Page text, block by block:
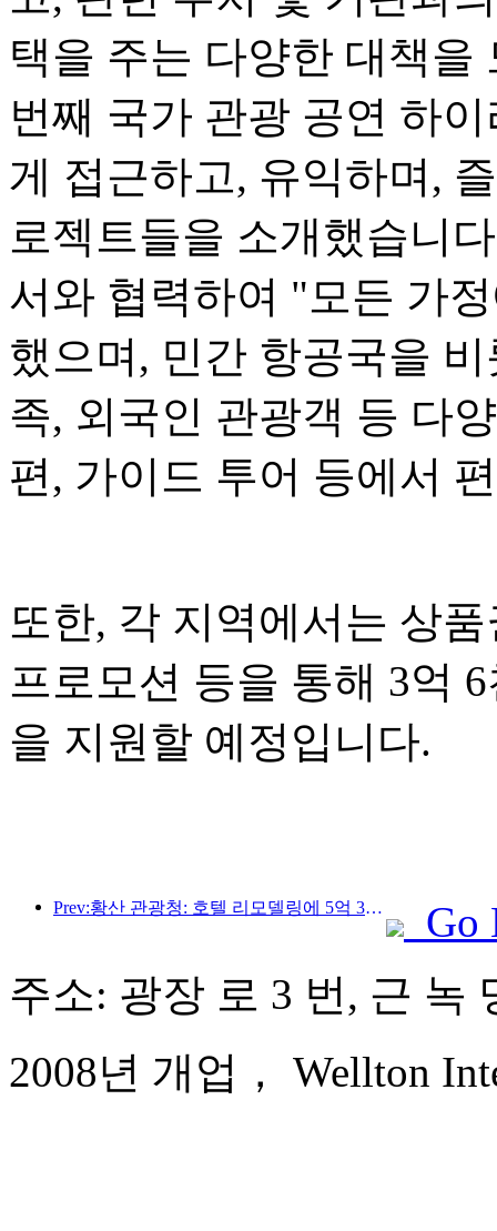
택을 주는 다양한 대책을
번째 국가 관광 공연 하
게 접근하고, 유익하며,
로젝트들을 소개했습니
서와 협력하여 "모든 가
했으며, 민간 항공국을
족, 외국인 관광객 등 다
편, 가이드 투어 등에서
또한, 각 지역에서는 상
프로모션 등을 통해 3억
을 지원할 예정입니다.
Prev:황산 관광청: 호텔 리모델링에 5억 3천만 위안 투자 계획
Go
주소: 광장 로 3 번, 근 녹
2008년 개업， Wellton